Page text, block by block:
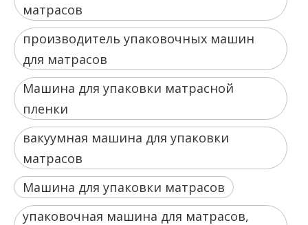
матрасов
производитель упаковочных машин
для матрасов
Машина для упаковки матрасной
пленки
вакуумная машина для упаковки
матрасов
Машина для упаковки матрасов
упаковочная машина для матрасов,